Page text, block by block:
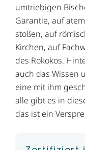
umtriebigen
Garantie, auf
stoßen, auf
Kirchen, auf
des Rokokos.
auch das Wissen
eine mit ihm
alle gibt es in
das ist ein